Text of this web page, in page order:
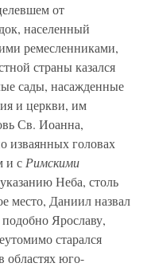
от
населенный
ремесленниками,
страны казался
сады, насажденные
и церкви, им
Св. Иоанна,
изваянных головах
и с Римскими
Неба, столь
место, Даниил назвал
Ярославу,
старался
областях юго-